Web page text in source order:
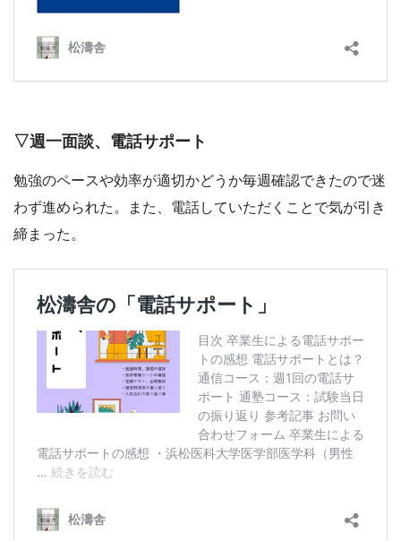
▽週一面談、電話サポート
勉強のペースや効率が適切かどうか毎週確認できたので迷
わず進められた。また、電話していただくことで気が引き
締まった。